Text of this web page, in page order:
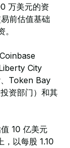
万美元的资
前估值基础
City
Token Bay
资部门）和其
10 亿美元
，以每股 1.10